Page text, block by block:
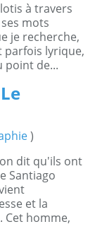
à travers
mots
je recherche,
parfois lyrique,
point de...
)
dit qu'ils ont
Santiago
et la
Cet homme,